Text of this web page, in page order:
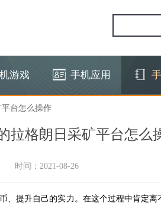
游戏 手机应用
台怎么操作
拉格朗日采矿平台怎么
时间：2021-08-26
提升自己的实力。在这个过程中肯定离